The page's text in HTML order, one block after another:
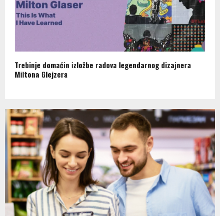
Trebinje domaćin izložbe radova legendarnog dizajnera
Miltona Glejzera